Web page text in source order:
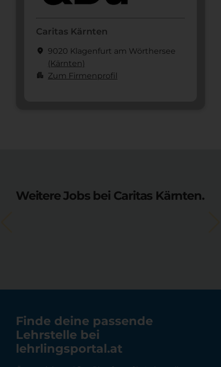
Caritas Kärnten
location_on 9020 Klagenfurt am Wörthersee
(Kärnten)
apartment Zum Firmenprofil
Weitere Jobs bei Caritas Kärnten.
Finde deine passende
Lehrstelle bei
lehrlingsportal.at